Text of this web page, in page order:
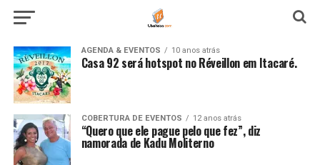
AGENDA & EVENTOS 10 anos atrás
Casa 92 será hotspot no Réveillon em Itacaré.
COBERTURA DE EVENTOS 12 anos atrás
“Quero que ele pague pelo que fez”, diz
namorada de Kadu Moliterno